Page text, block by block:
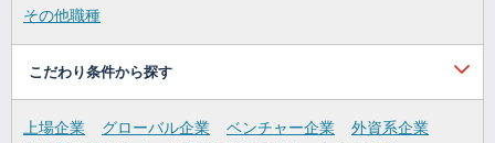
その他職種
こだわり条件から探す
上場企業 グローバル企業 ベンチャー企業
外資系企業